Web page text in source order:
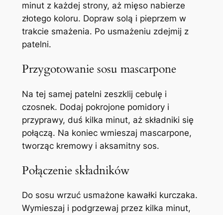
minut z każdej strony, aż mięso nabierze
złotego koloru. Dopraw solą i pieprzem w
trakcie smażenia. Po usmażeniu zdejmij z
patelni.
Przygotowanie sosu mascarpone
Na tej samej patelni zeszklij cebulę i
czosnek. Dodaj pokrojone pomidory i
przyprawy, duś kilka minut, aż składniki się
połączą. Na koniec wmieszaj mascarpone,
tworząc kremowy i aksamitny sos.
Połączenie składników
Do sosu wrzuć usmażone kawałki kurczaka.
Wymieszaj i podgrzewaj przez kilka minut,